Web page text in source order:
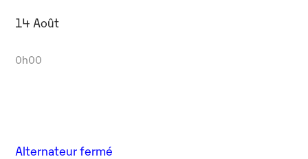
14 Août
0h00
Alternateur fermé